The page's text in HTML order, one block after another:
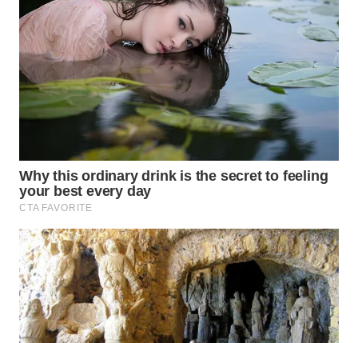
WN
TAPANULI
WN DELI
WN
TEBING
TINGGI
WN
PAKPAK
WN
KARAWANG